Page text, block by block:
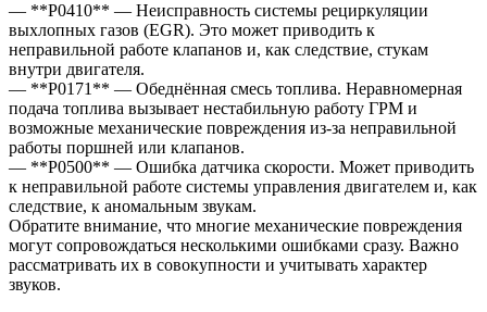
— **P0410** — Неисправность системы рециркуляции
выхлопных газов (EGR). Это может приводить к
неправильной работе клапанов и, как следствие, стукам
внутри двигателя.
— **P0171** — Обеднённая смесь топлива. Неравномерная
подача топлива вызывает нестабильную работу ГРМ и
возможные механические повреждения из-за неправильной
работы поршней или клапанов.
— **P0500** — Ошибка датчика скорости. Может приводить
к неправильной работе системы управления двигателем и, как
следствие, к аномальным звукам.
Обратите внимание, что многие механические повреждения
могут сопровождаться несколькими ошибками сразу. Важно
рассматривать их в совокупности и учитывать характер
звуков.